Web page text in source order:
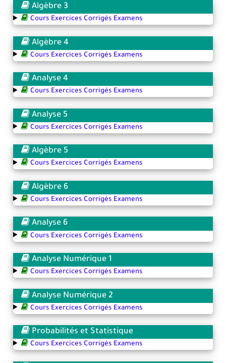
Algèbre 3
Cours Exercices Corrigés Examens
Algèbre 4
Cours Exercices Corrigés Examens
Analyse 4
Cours Exercices Corrigés Examens
Analyse 5
Cours Exercices Corrigés Examens
Algèbre 5
Cours Exercices Corrigés Examens
Algèbre 6
Cours Exercices Corrigés Examens
Analyse 6
Cours Exercices Corrigés Examens
Analyse Numérique 1
Cours Exercices Corrigés Examens
Analyse Numérique 2
Cours Exercices Corrigés Examens
Probabilités et Statistique
Cours Exercices Corrigés Examens